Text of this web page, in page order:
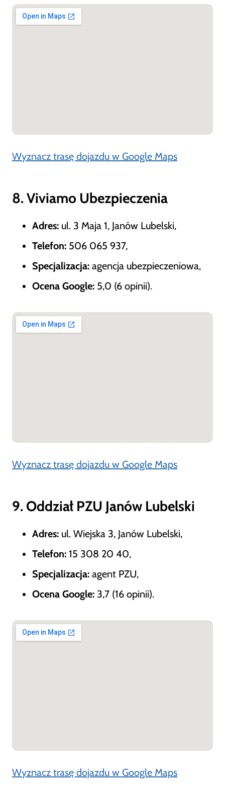
Wyznacz trasę dojazdu w Google Maps
8. Viviamo Ubezpieczenia
Adres: ul. 3 Maja 1, Janów Lubelski,
Telefon: 506 065 937,
Specjalizacja: agencja ubezpieczeniowa,
Ocena Google: 5,0 (6 opinii).
Wyznacz trasę dojazdu w Google Maps
9. Oddział PZU Janów Lubelski
Adres: ul. Wiejska 3, Janów Lubelski,
Telefon: 15 308 20 40,
Specjalizacja: agent PZU,
Ocena Google: 3,7 (16 opinii).
Wyznacz trasę dojazdu w Google Maps